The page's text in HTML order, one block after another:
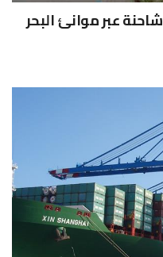
تداول 7 آلاف طن بضائع و400 شاحنة عبر موانئ البحر